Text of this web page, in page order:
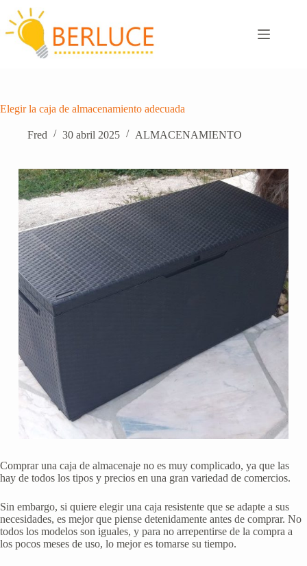
contenido
Elegir la caja de almacenamiento adecuada
Fred 30 abril 2025 ALMACENAMIENTO
Comprar una caja de almacenaje no es muy complicado, ya que las
hay de todos los tipos y precios en una gran variedad de comercios.
Sin embargo, si quiere elegir una caja resistente que se adapte a sus
necesidades, es mejor que piense detenidamente antes de comprar. No
todos los modelos son iguales, y para no arrepentirse de la compra a
los pocos meses de uso, lo mejor es tomarse su tiempo.